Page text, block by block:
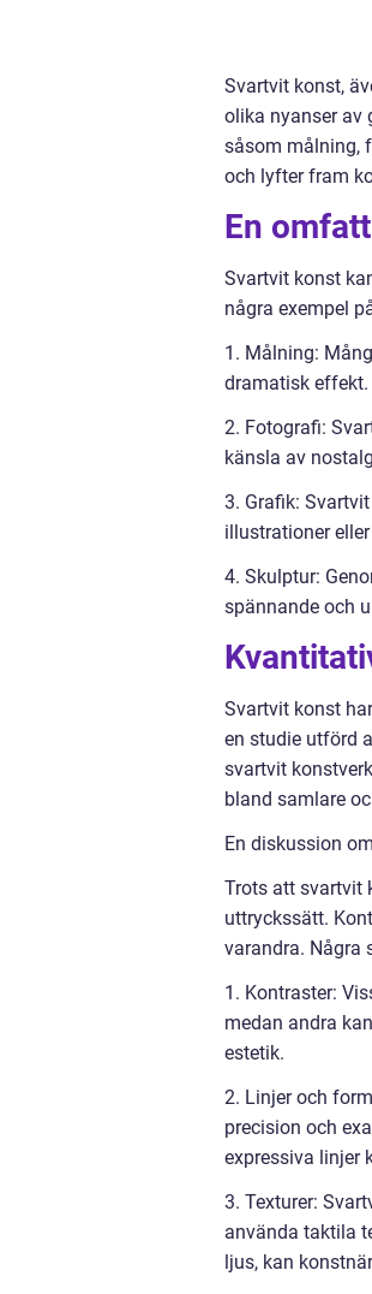
Svartvit konst,
olika nyanser av
såsom målning,
och lyfter fram
En
Svartvit konst
några exempel
1. Målning:
dramatisk effekt.
2. Fotografi:
känsla av
3. Grafik:
illustrationer
4. Skulptur:
spännande och
Svartvit konst
en studie utförd
svartvit
bland samlare
En diskussion
Trots att svartvit
uttryckssätt.
varandra. Några
1. Kontraster:
medan andra
estetik.
2. Linjer och
precision och
expressiva linjer
3. Texturer:
använda taktila
ljus, kan